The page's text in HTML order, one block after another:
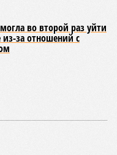
во второй раз уйти
из-за отношений с